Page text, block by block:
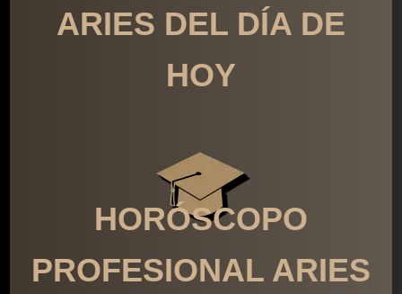
ARIES DEL DÍA DE
HOY
HORÓSCOPO
PROFESIONAL ARIES